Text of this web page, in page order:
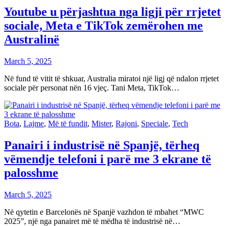
Youtube u përjashtua nga ligji për rrjetet
sociale, Meta e TikTok zemërohen me
Australinë
March 5, 2025
Në fund të vitit të shkuar, Australia miratoi një ligj që ndalon rrjetet
sociale për personat nën 16 vjeç. Tani Meta, TikTok…
Bota, Lajme, Më të fundit, Mister, Rajoni, Speciale, Tech
Panairi i industrisë në Spanjë, tërheq
vëmendje telefoni i parë me 3 ekrane të
palosshme
March 5, 2025
Në qytetin e Barcelonës në Spanjë vazhdon të mbahet “MWC
2025”, një nga panairet më të mëdha të industrisë në…